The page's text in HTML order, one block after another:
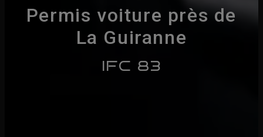
Permis voiture près de
La Guiranne
IFC 83